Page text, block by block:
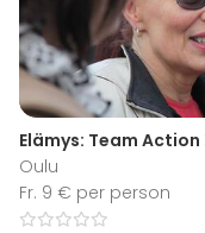
Elämys: Team
Oulu
Fr. 9 € per person